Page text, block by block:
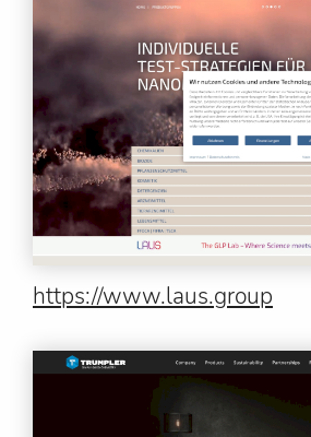
https://www.laus.group